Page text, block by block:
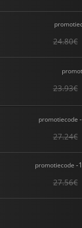
24.80€
23.93€
promotiecode
27.24€
promotiecode -
27.56€